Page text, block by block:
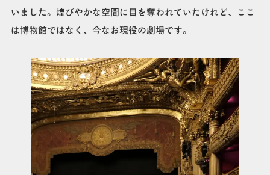
いました。煌びやかな空間に目を奪われていたけれど、ここ
は博物館ではなく、今なお現役の劇場です。